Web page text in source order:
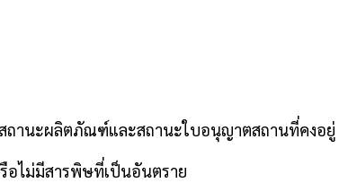
สถานะผลิตภัณฑ์และสถานะใบอนุญาตสถานที่คงอยู่
อไม่มีสารพิษที่เป็นอันตราย